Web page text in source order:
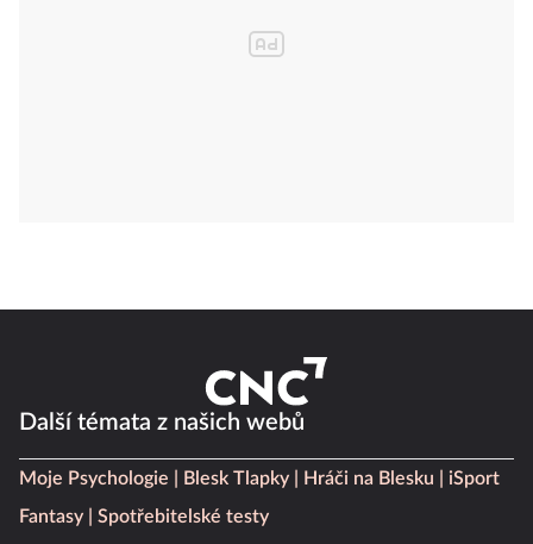
Další témata z našich webů
Moje Psychologie Blesk Tlapky Hráči na Blesku
iSport
Fantasy
Spotřebitelské testy